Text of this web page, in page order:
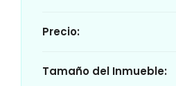
Precio:
Tamaño del Inmueble: